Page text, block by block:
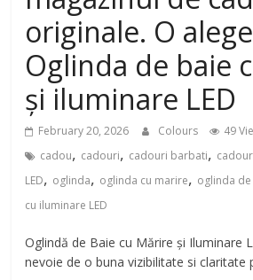
originale. O
Oglinda de baie
și iluminare LED
February 20, 2026 Colours 49
cadou, cadouri, cadouri barbati,
LED, oglinda, oglinda cu marire, oglinda
cu iluminare LED
Oglindă de Baie cu Mărire și Iluminare
nevoie de o buna vizibilitate si claritate